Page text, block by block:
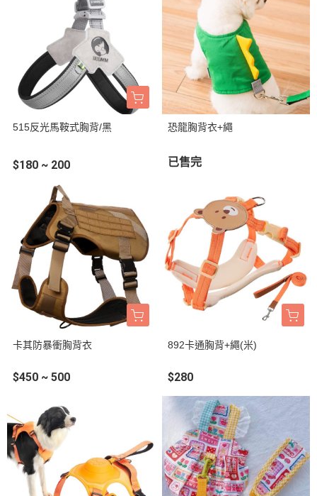
515反光馬鞍式胸背/黑
$180 ~ 200
恐龍胸背衣+繩
已售完
卡其防暴衝胸背衣
$450 ~ 500
892卡通胸背+繩(米)
$280